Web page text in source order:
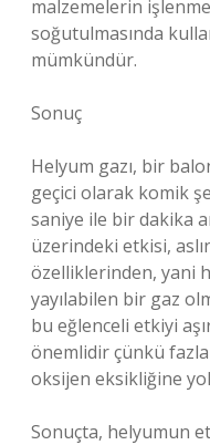
malzemelerin
soğutulmasında
mümkündür.
Sonuç
Helyum gazı, bir
geçici olarak komik
saniye ile bir dakika
üzerindeki etkisi,
özelliklerinden, yani
yayılabilen bir gaz
bu eğlenceli etkiyi
önemlidir çünkü
oksijen eksikliğine
Sonuçta, helyumun